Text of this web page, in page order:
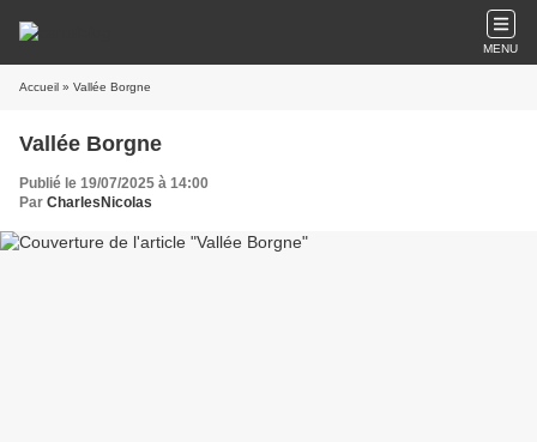
MENU
Accueil » Vallée Borgne
Vallée Borgne
Publié le 19/07/2025 à 14:00
Par CharlesNicolas